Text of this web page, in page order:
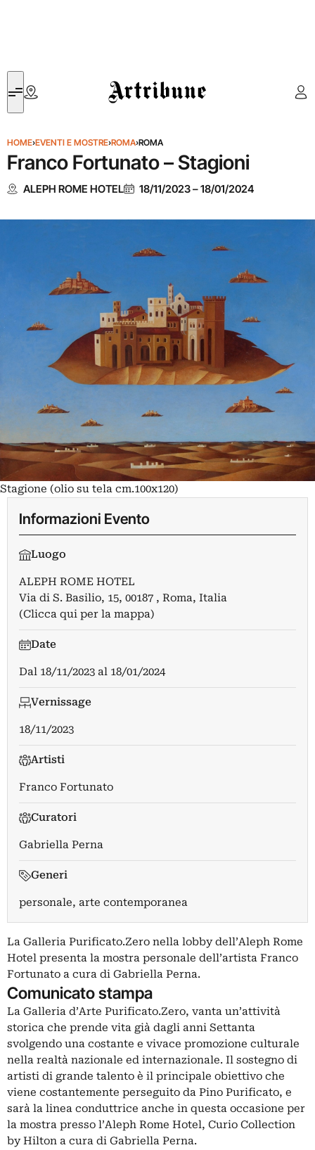
Artribune
HOME›EVENTI E MOSTRE›ROMA›ROMA
Franco Fortunato – Stagioni
ALEPH ROME HOTEL 18/11/2023–18/01/2024
Stagione (olio su tela cm.100x120)
Informazioni Evento
Luogo
ALEPH ROME HOTEL
Via di S. Basilio, 15, 00187 , Roma, Italia
(Clicca qui per la mappa)
Date
Dal 18/11/2023 al 18/01/2024
Vernissage
18/11/2023
Artisti
Franco Fortunato
Curatori
Gabriella Perna
Generi
personale, arte contemporanea
La Galleria Purificato.Zero nella lobby dell’Aleph Rome
Hotel presenta la mostra personale dell’artista Franco
Fortunato a cura di Gabriella Perna.
Comunicato stampa
La Galleria d’Arte Purificato.Zero, vanta un’attività
storica che prende vita già dagli anni Settanta
svolgendo una costante e vivace promozione culturale
nella realtà nazionale ed internazionale. Il sostegno di
artisti di grande talento è il principale obiettivo che
viene costantemente perseguito da Pino Purificato, e
sarà la linea conduttrice anche in questa occasione per
la mostra presso l’Aleph Rome Hotel, Curio Collection
by Hilton a cura di Gabriella Perna.